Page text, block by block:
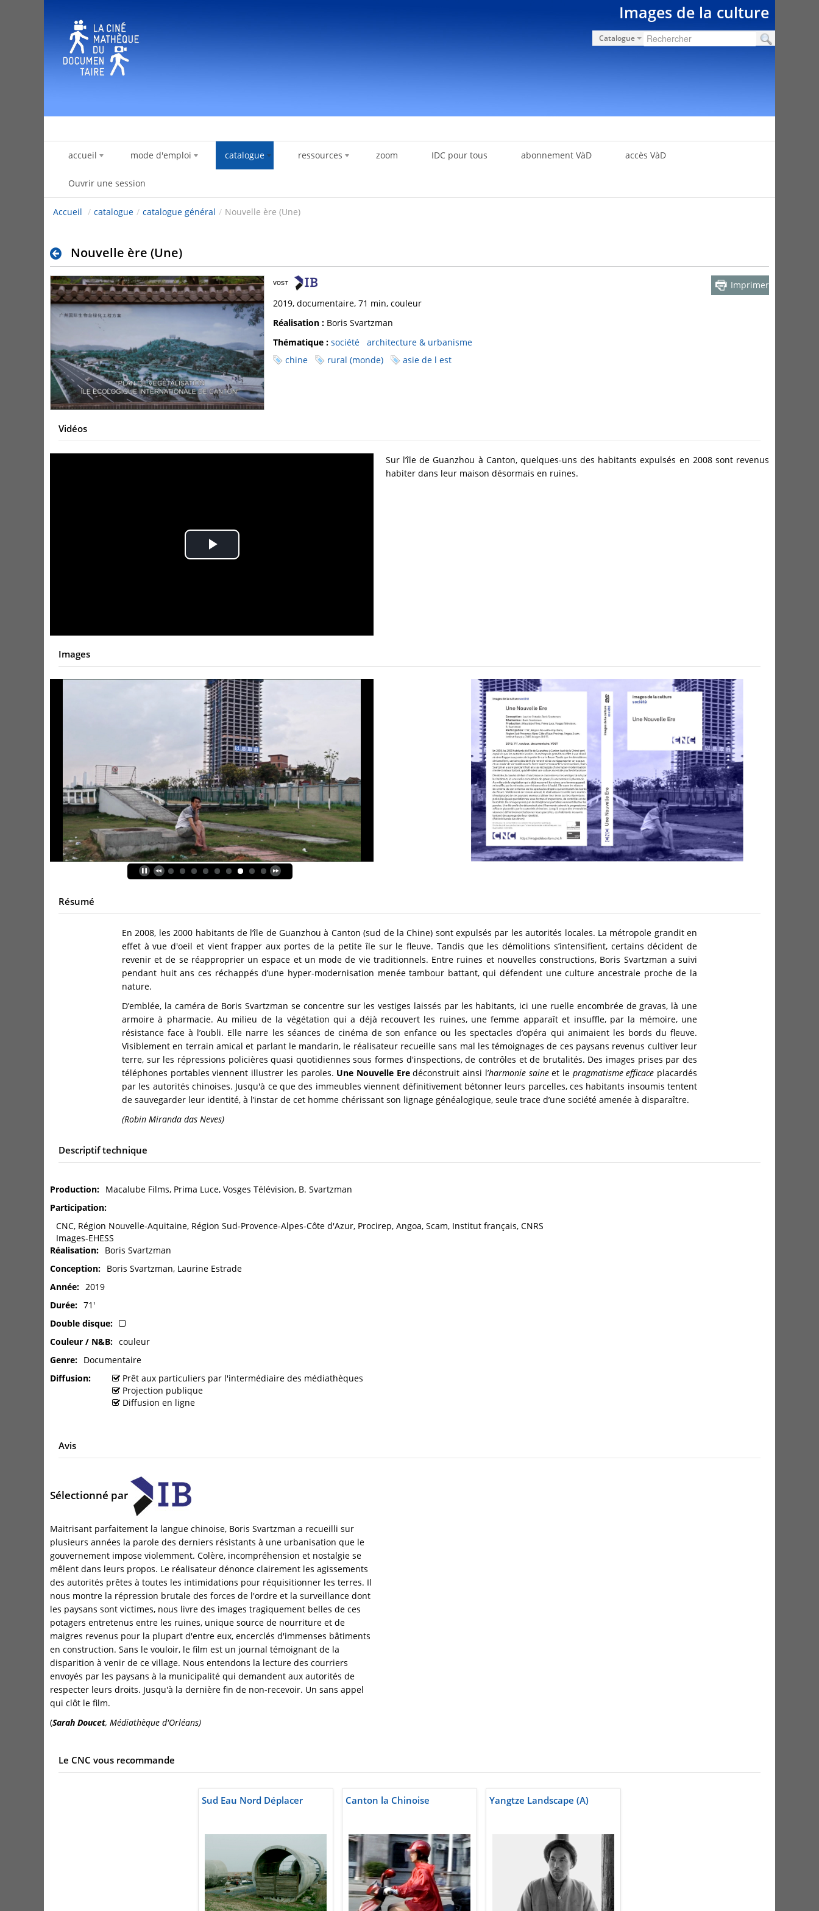
Images de la culture
Catalogue
accueil mode d'emploi catalogue ressources zoom IDC pour tous abonnement VàD accès VàD
Ouvrir une session
Accueil / catalogue / catalogue général / Nouvelle ère (Une)
Nouvelle ère (Une)
Imprimer
2019, documentaire, 71 min, couleur
Réalisation : Boris Svartzman
Thématique : société
architecture & urbanisme
chine
rural (monde) asie de l est
Vidéos
Play
Sur l’île de Guanzhou à Canton, quelques-uns des habitants expulsés en 2008 sont revenus
habiter dans leur maison désormais en ruines.
Images
Résumé
En 2008, les 2000 habitants de l’île de Guanzhou à Canton (sud de la Chine) sont expulsés par les autorités locales. La métropole grandit en
effet à vue d'oeil et vient frapper aux portes de la petite île sur le fleuve. Tandis que les démolitions s’intensifient, certains décident de
revenir et de se réapproprier un espace et un mode de vie traditionnels. Entre ruines et nouvelles constructions, Boris Svartzman a suivi
pendant huit ans ces réchappés d’une hyper-modernisation menée tambour battant, qui défendent une culture ancestrale proche de la
nature.
D’emblée, la caméra de Boris Svartzman se concentre sur les vestiges laissés par les habitants, ici une ruelle encombrée de gravas, là une
armoire à pharmacie. Au milieu de la végétation qui a déjà recouvert les ruines, une femme apparaît et insuffle, par la mémoire, une
résistance face à l’oubli. Elle narre les séances de cinéma de son enfance ou les spectacles d’opéra qui animaient les bords du fleuve.
Visiblement en terrain amical et parlant le mandarin, le réalisateur recueille sans mal les témoignages de ces paysans revenus cultiver leur
terre, sur les répressions policières quasi quotidiennes sous formes d'inspections, de contrôles et de brutalités. Des images prises par des
téléphones portables viennent illustrer les paroles. Une Nouvelle Eredéconstruit ainsi l’harmonie saineet le pragmatisme efficace placardés
par les autorités chinoises. Jusqu'à ce que des immeubles viennent définitivement bétonner leurs parcelles, ces habitants insoumis tentent
de sauvegarder leur identité, à l’instar de cet homme chérissant son lignage généalogique, seule trace d’une société amenée à disparaître.
(Robin Miranda das Neves)
Descriptif technique
Production
Macalube Films, Prima Luce, Vosges Télévision, B. Svartzman
Participation
CNC, Région Nouvelle-Aquitaine, Région Sud-Provence-Alpes-Côte d'Azur, Procirep, Angoa, Scam, Institut français, CNRS
Images-EHESS
Réalisation
Boris Svartzman
Conception
Boris Svartzman, Laurine Estrade
Année
2019
Durée
71'
Double disque
Couleur / N&B
couleur
Genre
Documentaire
Diffusion
Prêt aux particuliers par l'intermédiaire des médiathèques
Projection publique
Diffusion en ligne
Avis
Sélectionné par
Maitrisant parfaitement la langue chinoise, Boris Svartzman a recueilli sur
plusieurs années la parole des derniers résistants à une urbanisation que le
gouvernement impose violemment. Colère, incompréhension et nostalgie se
mêlent dans leurs propos. Le réalisateur dénonce clairement les agissements
des autorités prêtes à toutes les intimidations pour réquisitionner les terres. Il
nous montre la répression brutale des forces de l'ordre et la surveillance dont
les paysans sont victimes, nous livre des images tragiquement belles de ces
potagers entretenus entre les ruines, unique source de nourriture et de
maigres revenus pour la plupart d'entre eux, encerclés d'immenses bâtiments
en construction. Sans le vouloir, le film est un journal témoignant de la
disparition à venir de ce village. Nous entendons la lecture des courriers
envoyés par les paysans à la municipalité qui demandent aux autorités de
respecter leurs droits. Jusqu'à la dernière fin de non-recevoir. Un sans appel
qui clôt le film.
(Sarah Doucet, Médiathèque d'Orléans)
Le CNC vous recommande
Sud Eau Nord Déplacer Canton la Chinoise Yangtze Landscape (A)